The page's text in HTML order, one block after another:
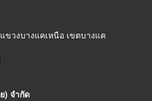
วงบางแคเหนือ เขตบางแค
) จำกัด